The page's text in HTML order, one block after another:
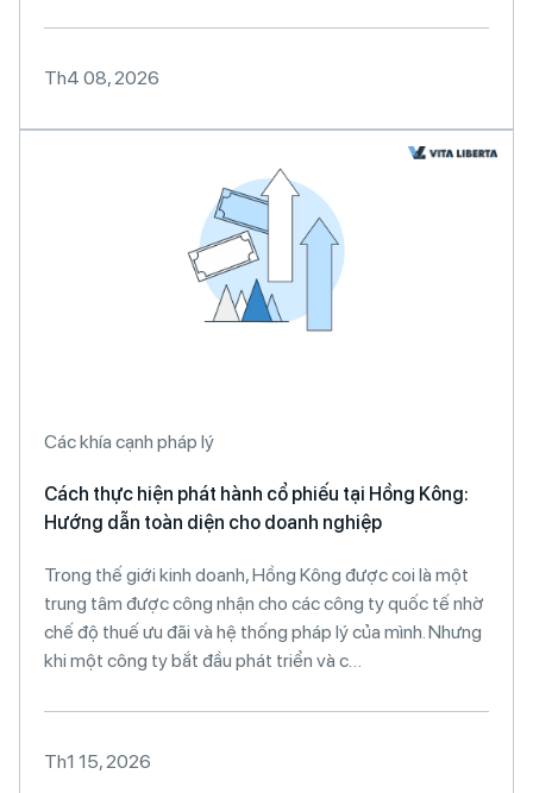
Th4 08, 2026
Các khía cạnh pháp lý
Cách thực hiện phát hành cổ phiếu tại Hồng Kông:
Hướng dẫn toàn diện cho doanh nghiệp
Trong thế giới kinh doanh, Hồng Kông được coi là một
trung tâm được công nhận cho các công ty quốc tế nhờ
chế độ thuế ưu đãi và hệ thống pháp lý của mình. Nhưng
khi một công ty bắt đầu phát triển và c…
Th1 15, 2026